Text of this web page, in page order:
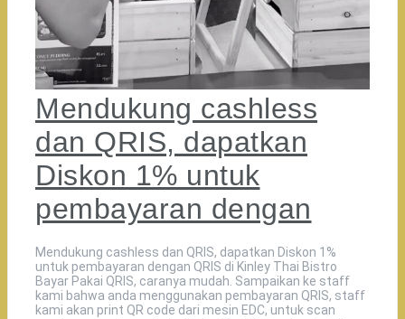
Mendukung cashless
dan QRIS, dapatkan
Diskon 1% untuk
pembayaran dengan
Mendukung cashless dan QRIS, dapatkan Diskon 1%
untuk pembayaran dengan QRIS di Kinley Thai Bistro
Bayar Pakai QRIS, caranya mudah. Sampaikan ke staff
kami bahwa anda menggunakan pembayaran QRIS, staff
kami akan print QR code dari mesin EDC, untuk scan